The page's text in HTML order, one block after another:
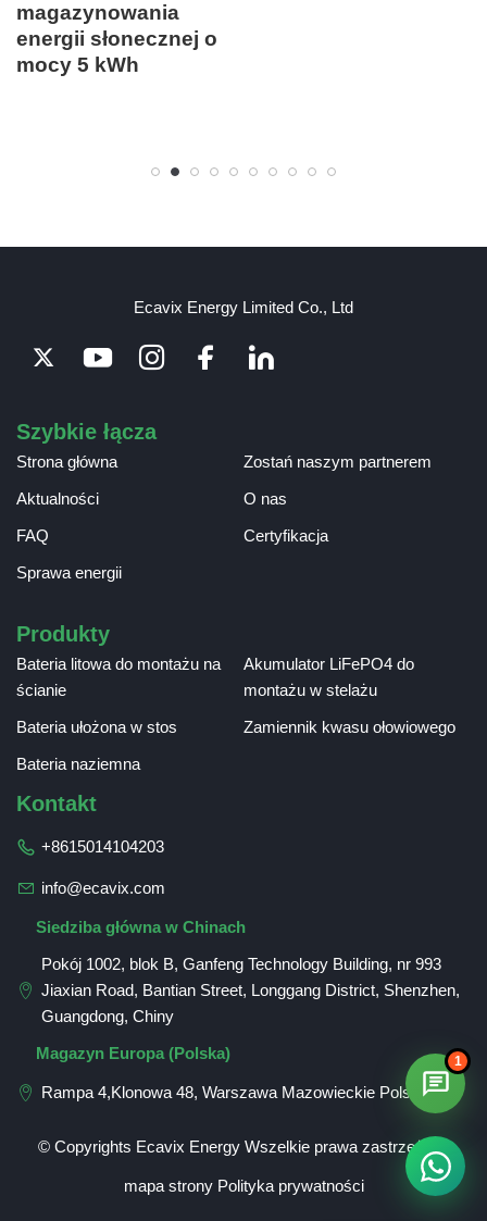
1
magazynowania
energii słonecznej o
mocy 5 kWh
Ecavix Energy Limited Co., Ltd
Szybkie łącza
Strona główna
Zostań naszym partnerem
Aktualności
O nas
FAQ
Certyfikacja
Sprawa energii
Produkty
Bateria litowa do montażu na
ścianie
Akumulator LiFePO4 do
montażu w stelażu
Bateria ułożona w stos
Zamiennik kwasu ołowiowego
Bateria naziemna
Kontakt
+8615014104203
info@ecavix.com
Siedziba główna w Chinach
Pokój 1002, blok B, Ganfeng Technology Building, nr 993
Jiaxian Road, Bantian Street, Longgang District, Shenzhen,
Guangdong, Chiny
Magazyn Europa (Polska)
Rampa 4,Klonowa 48, Warszawa Mazowieckie Polska
© Copyrights Ecavix Energy Wszelkie prawa zastrzeżone
mapa strony Polityka prywatnościFrench
Russian